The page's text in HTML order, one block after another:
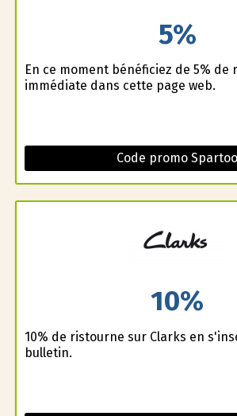
5%
En ce moment bénéficiez de 5% de
immédiate dans cette page web.
Code promo Spartoo
10%
10% de ristourne sur Clarks en
bulletin.